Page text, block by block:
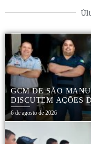
GCM DE SÃO
DISCUTEM AÇÕES
SEGURANÇA NO
6 de agosto de 2026